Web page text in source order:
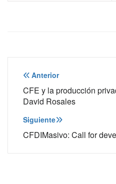
Navegación
de
entradas
Anterior
CFE y la producción
David Rosales
Siguiente
CFDIMasivo: Call for